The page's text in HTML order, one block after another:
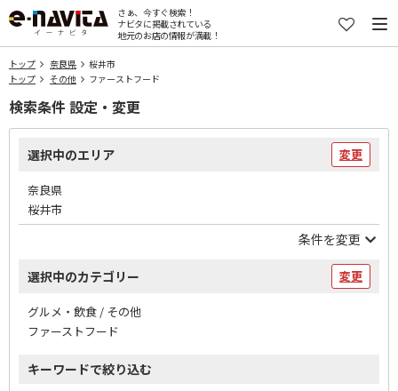
さぁ、今すぐ検索！
ナビタに掲載されている
地元のお店の情報が満載！
トップ 奈良県
桜井市
トップ
その他 ファーストフード
検索条件 設定・変更
選択中のエリア 変更
奈良県
桜井市
条件を変更
選択中のカテゴリー 変更
グルメ・飲食 / その他
ファーストフード
キーワードで絞り込む